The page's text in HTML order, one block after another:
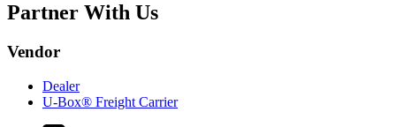
Partner With Us
Vendor
Dealer
U-Box® Freight Carrier